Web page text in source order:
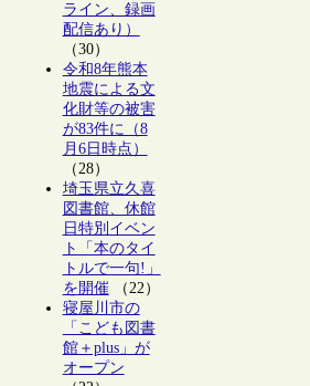
ライン、録画
配信あり）
（30）
令和8年熊本
地震による文
化財等の被害
が83件に（8
月6日時点）
（28）
埼玉県立久喜
図書館、休館
日特別イベン
ト「本のタイ
トルで一句!」
を開催（22）
寝屋川市の
「こども図書
館＋plus」が
オープン